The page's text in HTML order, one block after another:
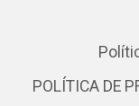
POLÍTICA DE